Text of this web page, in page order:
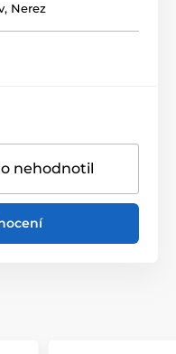
, Nerez
nehodnotil